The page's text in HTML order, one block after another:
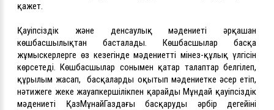
қажет.
Қауіпсіздік және денсаулық мәдениеті әрқашан
көшбасшылықтан басталады. Көшбасшылар басқа
жұмыскерлерге өз кезегінде мәдениеттің мінез-құлық үлгісін
көрсетеді. Көшбасшылар сонымен қатар талаптар белгілеп,
құрылым жасап, басқаларды оқытып мәдениетке әсер етіп,
нәтижеге жеке жауапкершілікпен қарайды Мұндай қауіпсіздік
мәдениеті ҚазМұнайГаздағы басқарудың әрбір деңгейінің